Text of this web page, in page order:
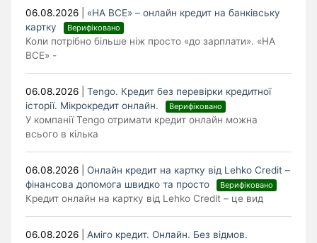
06.08.2026
«НА ВСЕ» – онлайн кредит на банківську
картку
Верифіковано
Коли потрібно більше ніж просто «до зарплати». «НА
ВСЕ» -
06.08.2026 |Tengo. Кредит без перевірки кредитної
історії. Мікрокредит онлайн.
Верифіковано
У компанії Tengo отримати кредит онлайн можна
всього в кілька
06.08.2026 |Онлайн кредит на картку від Lehko Сredit –
фінансова допомога швидко та просто
Верифіковано
Кредит онлайн на картку від Lehko Credit – це вид
06.08.2026 Аміго кредит. Онлайн. Без відмов.